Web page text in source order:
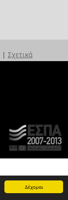
Δέχομαι
| Σχετικά